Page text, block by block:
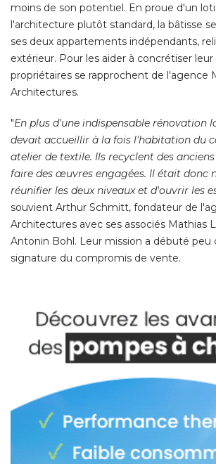
moins de son potentiel. En proue d'un
l'architecture plutôt standard, la bâtisse
ses deux appartements indépendants,
extérieur. Pour les aider à concrétiser
propriétaires se rapprochent de l'agence
Architectures.
"En plus d'une indispensable rénovation
devait accueillir à la fois l'habitation du
atelier de textile. Ils recyclent des
faire des œuvres engagées. Il était donc
réunifier les deux niveaux et d'ouvrir les
souvient Arthur Schmitt, fondateur de
Architectures avec ses associés Mathias
Antonin Bohl. Leur mission a débuté peu
signature du compromis de vente.